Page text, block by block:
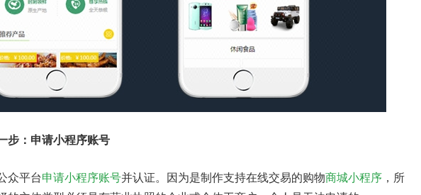
步：申请小程序账号
众平台申请小程序账号并认证。因为是制作支持在线交易的购物商城小程序 ，所